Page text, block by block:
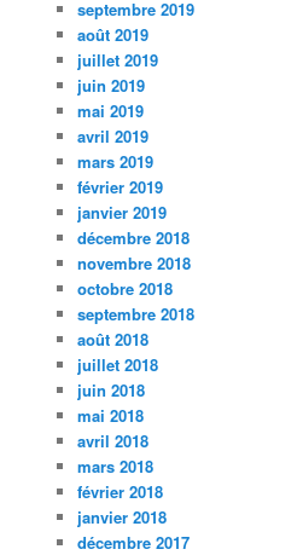
septembre 2019
août 2019
juillet 2019
juin 2019
mai 2019
avril 2019
mars 2019
février 2019
janvier 2019
décembre 2018
novembre 2018
octobre 2018
septembre 2018
août 2018
juillet 2018
juin 2018
mai 2018
avril 2018
mars 2018
février 2018
janvier 2018
décembre 2017